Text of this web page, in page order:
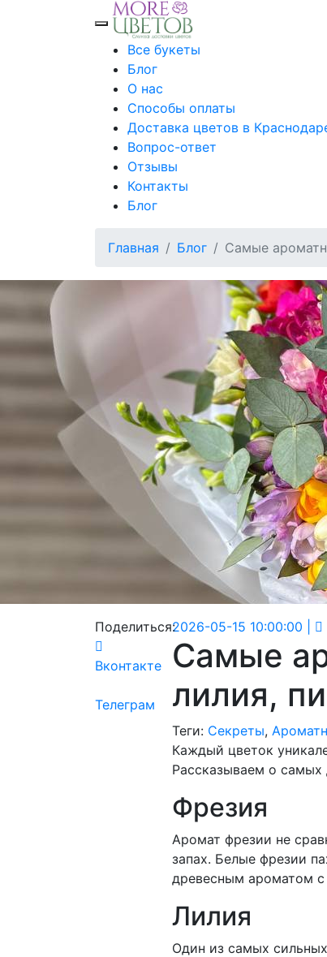
Toggle mobile menu
Все букеты
Блог
О нас
Способы оплаты
Доставка цветов в
Вопрос-ответ
Отзывы
Контакты
Блог
Главная Блог Самые
2026-05-15 10:00:00
Самые
лилия,
Теги: Секреты,
Каждый цветок
Рассказываем о самых
Фрезия
Аромат фрезии не
запах. Белые фрезии
древесным ароматом
Лилия
Один из самых
Поделиться:
Вконтакте
Телеграм